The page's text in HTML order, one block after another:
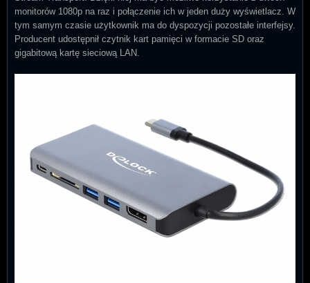
monitorów 1080p na raz i połączenie ich w jeden duży wyświetlacz. W
tym samym czasie użytkownik ma do dyspozycji pozostałe interfejsy.
Producent udostępnił czytnik kart pamięci w formacie SD oraz
gigabitową kartę sieciową LAN.